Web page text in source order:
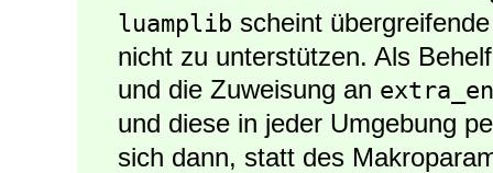
luamplib scheint
nicht zu unterstützen. Als
und die Zuweisung an
und diese in jeder Umgebung
sich dann, statt des